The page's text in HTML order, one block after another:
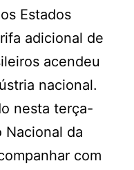
Estados
adicional de
acendeu
nacional.
nesta terça-
Nacional da
com